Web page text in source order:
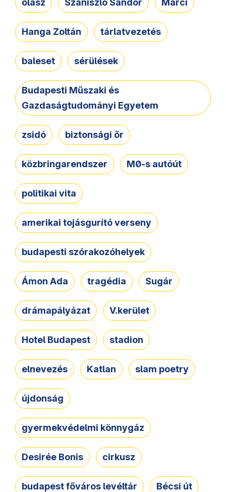
olasz Szaniszló Sándor Marci
Hanga Zoltán tárlatvezetés
baleset sérülések
Budapesti Műszaki és
Gazdaságtudományi Egyetem
zsidó biztonsági őr
közbringarendszer M0-s autóút
politikai vita
amerikai tojásgurító verseny
budapesti szórakozóhelyek
Ámon Ada tragédia Sugár
drámapályázat V.kerület
Hotel Budapest stadion
elnevezés Katlan slam poetry
újdonság
gyermekvédelmi könnygáz
Desirée Bonis cirkusz
budapest főváros levéltár Bécsi út